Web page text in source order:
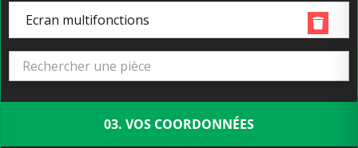
Ecran multifonctions
03. VOS COORDONNÉES